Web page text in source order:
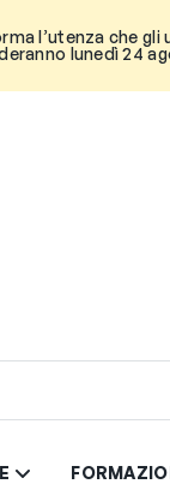
l’utenza che
lunedì 24